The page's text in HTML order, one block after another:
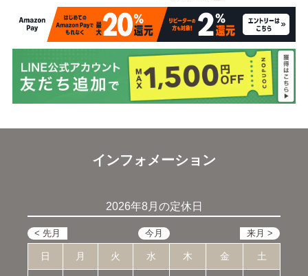
インフォメーション
2026年8月の定休日
日 月 火 水 木 金 土